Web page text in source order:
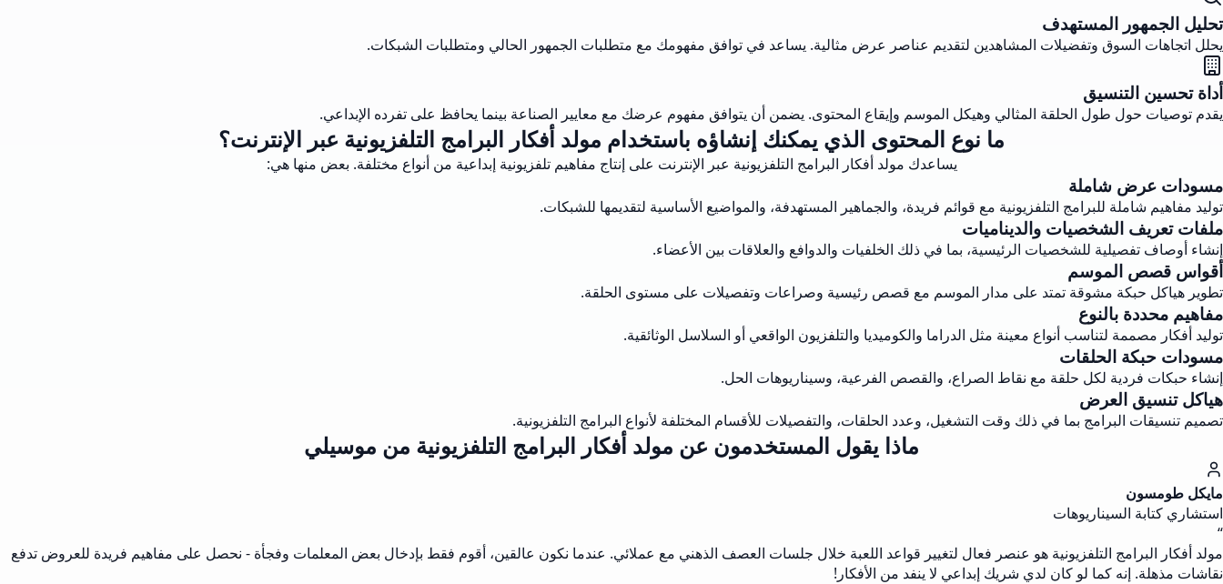
تحليل الجمهور المستهدف
يحلل اتجاهات السوق وتفضيلات المشاهدين لتقديم عناصر عرض مثالية. يساعد في توافق مفهومك مع متطلبات الجمهور الحالي ومتطلبات الشبكات.
أداة تحسين التنسيق
يقدم توصيات حول طول الحلقة المثالي وهيكل الموسم وإيقاع المحتوى. يضمن أن يتوافق مفهوم عرضك مع معايير الصناعة بينما يحافظ على تفرده الإبداعي.
ما نوع المحتوى الذي يمكنك إنشاؤه باستخدام مولد أفكار البرامج التلفزيونية عبر الإنترنت؟
يساعدك مولد أفكار البرامج التلفزيونية عبر الإنترنت على إنتاج مفاهيم تلفزيونية إبداعية من أنواع مختلفة. بعض منها هي:
مسودات عرض شاملة
توليد مفاهيم شاملة للبرامج التلفزيونية مع قوائم فريدة، والجماهير المستهدفة، والمواضيع الأساسية لتقديمها للشبكات.
ملفات تعريف الشخصيات والديناميات
إنشاء أوصاف تفصيلية للشخصيات الرئيسية، بما في ذلك الخلفيات والدوافع والعلاقات بين الأعضاء.
أقواس قصص الموسم
تطوير هياكل حبكة مشوقة تمتد على مدار الموسم مع قصص رئيسية وصراعات وتفصيلات على مستوى الحلقة.
مفاهيم محددة بالنوع
توليد أفكار مصممة لتناسب أنواع معينة مثل الدراما والكوميديا والتلفزيون الواقعي أو السلاسل الوثائقية.
مسودات حبكة الحلقات
إنشاء حبكات فردية لكل حلقة مع نقاط الصراع، والقصص الفرعية، وسيناريوهات الحل.
هياكل تنسيق العرض
تصميم تنسيقات البرامج بما في ذلك وقت التشغيل، وعدد الحلقات، والتفصيلات للأقسام المختلفة لأنواع البرامج التلفزيونية.
ماذا يقول المستخدمون عن مولد أفكار البرامج التلفزيونية من موسيلي
مايكل طومسون
استشاري كتابة السيناريوهات
“
مولد أفكار البرامج التلفزيونية هو عنصر فعال لتغيير قواعد اللعبة خلال جلسات العصف الذهني مع عملائي. عندما نكون عالقين، أقوم فقط بإدخال بعض المعلمات وفجأة - نحصل على مفاهيم فريدة للعروض تدفع
نقاشات مذهلة. إنه كما لو كان لدي شريك إبداعي لا ينفد من الأفكار!